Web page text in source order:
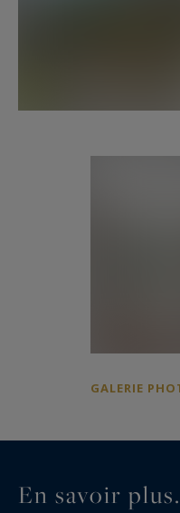
Les informations
GALERIE
En savoir